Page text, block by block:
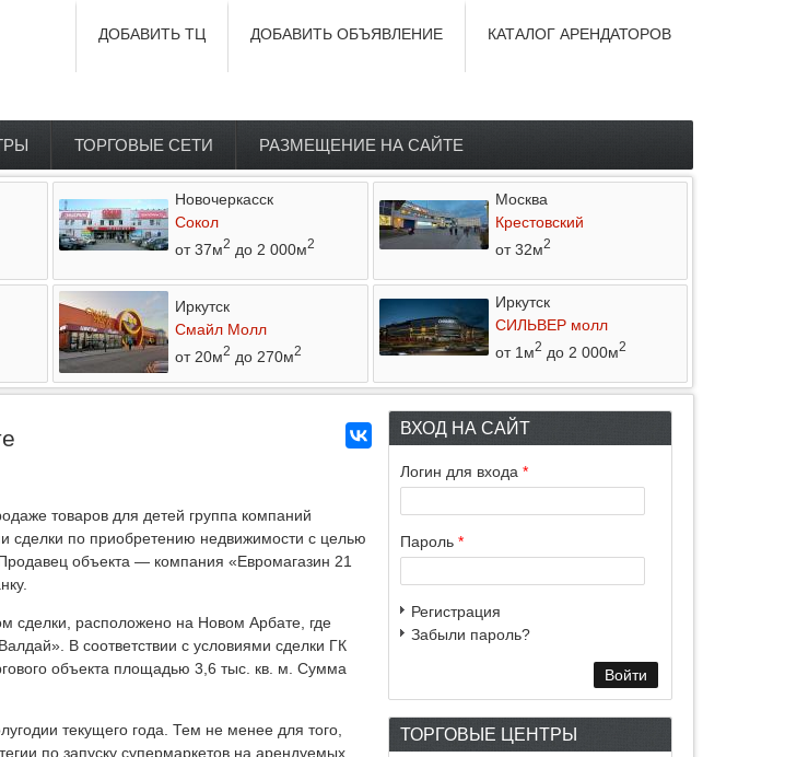
КАТАЛОГ АРЕНДАТОРОВ
ДОБАВИТЬ ОБЪЯВЛЕНИЕ
ДОБАВИТЬ ТЦ
ТОРГОВЫЕ СЕТИ РАЗМЕЩЕНИЕ НА САЙТЕ
Новочеркасск
Сокол
от 37м2 до 2 000м2
Москва
Крестовский
от 32м2
Иркутск
Смайл Молл
от 20м2 до 270м2
Иркутск
СИЛЬВЕР молл
от 1м2 до 2 000м2
товаров для детей группа компаний
сделки по приобретению недвижимости с целью
объекта — компания «Евромагазин 21
сделки, расположено на Новом Арбате, где
В соответствии с условиями сделки ГК
объекта площадью 3,6 тыс. кв. м. Сумма
текущего года. Тем не менее для того,
по запуску супермаркетов на арендуемых
ВХОД НА САЙТ
Логин для входа *
Пароль *
Регистрация
Забыли пароль?
ТОРГОВЫЕ ЦЕНТРЫ